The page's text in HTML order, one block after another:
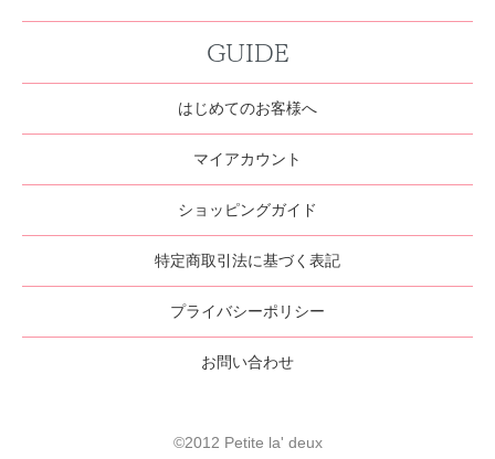
GUIDE
はじめてのお客様へ
マイアカウント
ショッピングガイド
特定商取引法に基づく表記
プライバシーポリシー
お問い合わせ
©2012 Petite la' deux